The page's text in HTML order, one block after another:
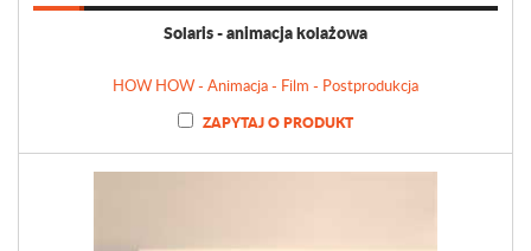
Solaris - animacja kolażowa
HOW HOW - Animacja - Film - Postprodukcja
ZAPYTAJ O PRODUKT